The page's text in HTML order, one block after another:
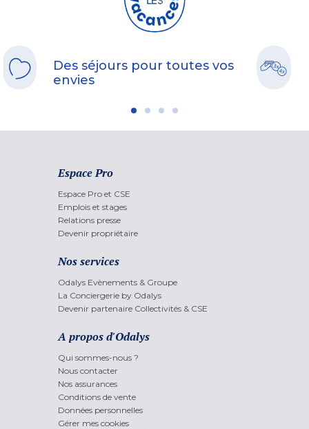
Des séjours pour toutes vos
envies
Espace Pro
Espace Pro et CSE
Emplois et stages
Relations presse
Devenir propriétaire
Nos services
Odalys Evènements & Groupe
La Conciergerie by Odalys
Devenir partenaire Collectivités & CSE
A propos d'Odalys
Qui sommes-nous ?
Nous contacter
Nos assurances
Conditions de vente
Données personnelles
Gérer mes cookies